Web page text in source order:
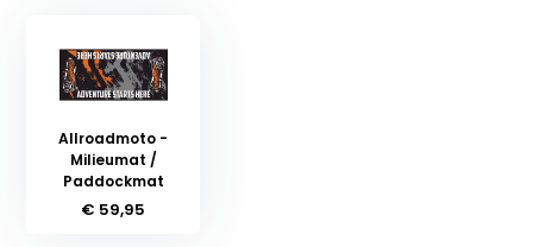
Allroadmoto -
Milieumat /
Paddockmat
€ 59,95